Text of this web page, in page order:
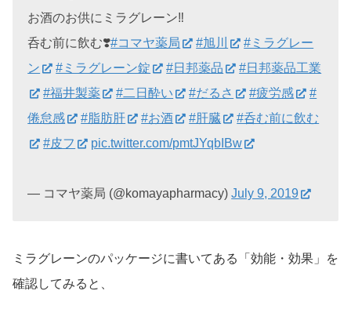
お酒のお供にミラグレーン‼️
呑む前に飲む❣️#コマヤ薬局 #旭川
#ミラグレー
ン
#ミラグレーン錠 #日邦薬品
#日邦薬品工業
#福井製薬
#二日酔い #だるさ #疲労感
#
倦怠感
#脂肪肝 #お酒 #肝臓
#呑む前に飲む
#皮フ
pic.twitter.com/pmtJYqbIBw
— コマヤ薬局 (@komayapharmacy)July 9, 2019
ミラグレーンのパッケージに書いてある「効能・効果」を
確認してみると、